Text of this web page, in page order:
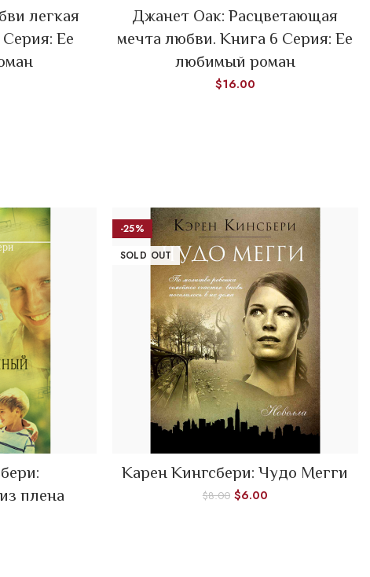
легкая
Ее
ADD TO CART
Джанет Оак: Расцветающая
мечта любви. Книга 6 Серия: Ее
любимый роман
$16.00
плена
-25%
SOLD OUT
READ MORE
Карен Кингсбери: Чудо Мегги
$8.00 $6.00